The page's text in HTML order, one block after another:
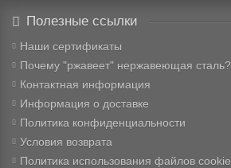
Полезные ссылки
Наши сертификаты
Почему "ржавеет" нержавеющая сталь?
Контактная информация
Информация о доставке
Политика конфиденциальности
Условия возврата
Политика использования файлов cookie